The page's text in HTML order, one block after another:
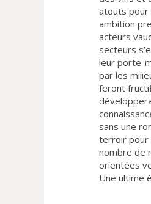
atouts pour
ambition
acteurs
secteurs
leur porte-
par les
feront
sans une
terroir pour
nombre de
orientées
Une ultime